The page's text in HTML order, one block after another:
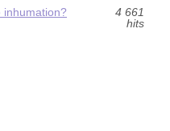
inhumation?
4 661
hits